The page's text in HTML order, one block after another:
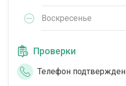
Воскресенье
Проверки
Телефон подтвержден